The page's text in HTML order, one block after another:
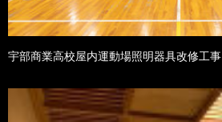
宇部商業高校屋内運動場照明器具改修工事